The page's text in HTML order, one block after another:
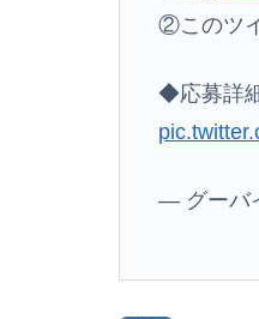
②このツ
◆応募詳
— グーバ